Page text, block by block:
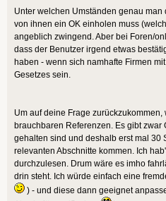
Unter welchen Umständen genau
von ihnen ein OK einholen muss
angeblich zwingend. Aber bei Foren/
dass der Benutzer irgend etwas
haben - wenn sich namhafte Firmen
Gesetzes sein.
Um auf deine Frage
brauchbaren Referenzen. Es gibt
gehalten sind und deshalb erst mal 30
relevanten Abschnitte kommen. Ich
durchzulesen. Drum wäre es imho
drin steht. Ich würde einfach eine
) - und diese dann geeignet